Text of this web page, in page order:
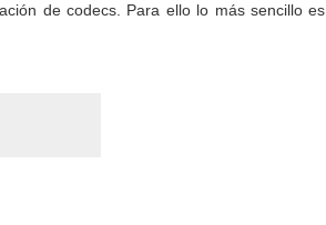
de codecs. Para ello lo más sencillo es